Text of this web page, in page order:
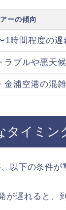
ーの傾向
1時間程度の
ラブルや悪天
金浦空港の混
タイミン
以下の条件
が遅れると、